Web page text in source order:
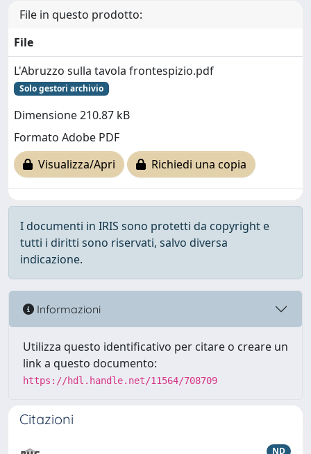
File in questo prodotto:
File
L'Abruzzo sulla tavola frontespizio.pdf
Solo gestori archivio
Dimensione 210.87 kB
Formato Adobe PDF
Visualizza/Apri
Richiedi una copia
I documenti in IRIS sono protetti da copyright e
tutti i diritti sono riservati, salvo diversa
indicazione.
Informazioni
Utilizza questo identificativo per citare o creare un
link a questo documento:
https://hdl.handle.net/11564/708709
Citazioni
ND